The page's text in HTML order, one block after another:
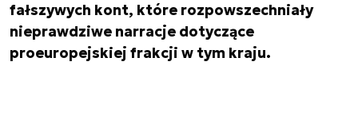
fałszywych kont, które rozpowszechniały
nieprawdziwe narracje dotyczące
proeuropejskiej frakcji w tym kraju.